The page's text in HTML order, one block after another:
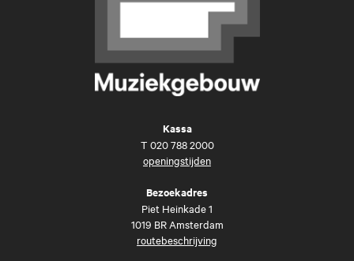
Kassa
T 020 788 2000
openingstijden
Bezoekadres
Piet Heinkade 1
1019 BR Amsterdam
routebeschrijving